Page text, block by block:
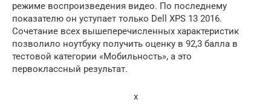
режиме воспроизведения видео. По последнему
показателю он уступает только Dell XPS 13 2016.
Сочетание всех вышеперечисленных характеристик
позволило ноутбуку получить оценку в 92,3 балла в
тестовой категории «Мобильность», а это
первоклассный результат.
x